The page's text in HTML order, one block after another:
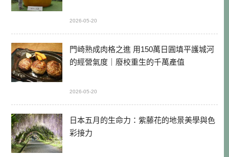
2026-05-20
門崎熟成肉格之進 用150萬日圓填平護城河
的經營氣度｜廢校重生的千萬產值
2026-05-20
日本五月的生命力：紫藤花的地景美學與色
彩接力